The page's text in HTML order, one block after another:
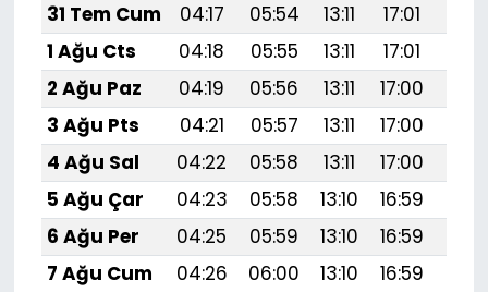
31 Tem Cum
04:17 05:54 13:11 17:01
1 Ağu Cts
04:18 05:55 13:11 17:01
2 Ağu Paz
04:19 05:56 13:11 17:00
3 Ağu Pts
04:21 05:57 13:11 17:00
4 Ağu Sal
04:22 05:58 13:11 17:00
5 Ağu Çar
04:23 05:58 13:10 16:59
6 Ağu Per
04:25 05:59 13:10 16:59
7 Ağu Cum
04:26 06:00 13:10 16:59